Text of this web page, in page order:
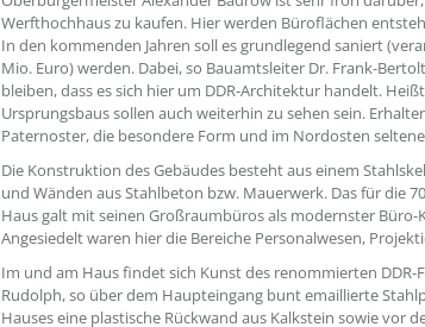
Werfthochhaus zu kaufen. Hier werden Büroflächen
In den kommenden Jahren soll es grundlegend saniert
Mio. Euro) werden. Dabei, so Bauamtsleiter Dr. Frank-
bleiben, dass es sich hier um DDR-Architektur handelt.
Ursprungsbaus sollen auch weiterhin zu sehen sein.
Paternoster, die besondere Form und im Nordosten
Die Konstruktion des Gebäudes besteht aus einem
und Wänden aus Stahlbeton bzw. Mauerwerk. Das für die
Haus galt mit seinen Großraumbüros als modernster Büro-
Angesiedelt waren hier die Bereiche Personalwesen,
Im und am Haus findet sich Kunst des renommierten DDR-
Rudolph, so über dem Haupteingang bunt emaillierte
Hauses eine plastische Rückwand aus Kalkstein sowie vor